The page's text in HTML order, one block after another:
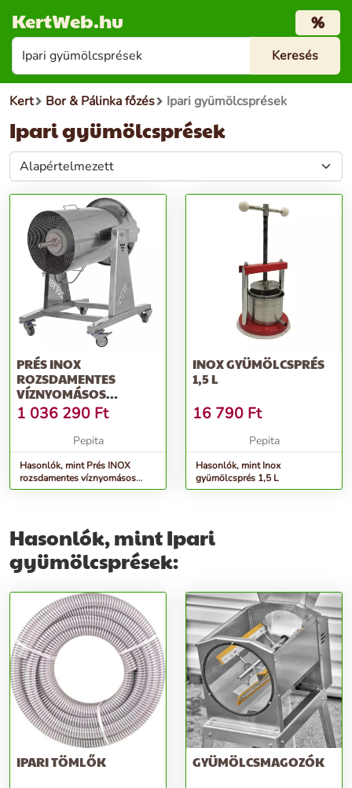
KertWeb.hu %
Kert Bor & Pálinka főzés Ipari gyümölcsprések
Ipari gyümölcsprések
PRÉS INOX
ROZSDAMENTES
VÍZNYOMÁSOS
HIDROPRÉS 100L-ES
ZOTTEL
1 036 290 Ft
Pepita
Hasonlók, mint Prés INOX
rozsdamentes víznyomásos
hidroprés 100L-es Zottel
INOX GYÜMÖLCSPRÉS
1,5 L
16 790 Ft
Pepita
Hasonlók, mint Inox
gyümölcsprés 1,5 L
Hasonlók, mint Ipari
gyümölcsprések:
IPARI TÖMLŐK GYÜMÖLCSMAGOZÓK